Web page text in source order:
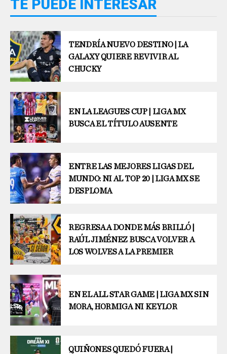
TE PUEDE INTERESAR
TENDRÍA NUEVO DESTINO | LA
GALAXY QUIERE REVIVIR AL
CHUCKY
EN LA LEAGUES CUP | LIGA MX
BUSCA EL TÍTULO AUSENTE
ENTRE LAS MEJORES LIGAS DEL
MUNDO: NI AL TOP 20 | LIGA MX SE
DESPLOMA
REGRESA A DONDE MÁS BRILLÓ |
RAÚL JIMÉNEZ BUSCA VOLVER A
LOS WOLVES A LA PREMIER
EN EL ALL STAR GAME | LIGA MX SIN
MORA, HORMIGA NI KEYLOR
QUIÑONES QUEDÓ FUERA |